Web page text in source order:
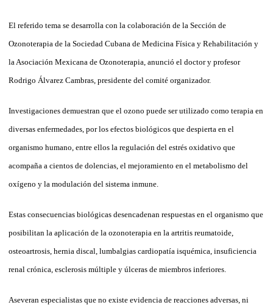
El referido tema se desarrolla con la colaboración de la Sección de
Ozonoterapia de la Sociedad Cubana de Medicina Física y Rehabilitación y
la Asociación Mexicana de Ozonoterapia, anunció el doctor y profesor
Rodrigo Álvarez Cambras, presidente del comité organizador.
Investigaciones demuestran que el ozono puede ser utilizado como terapia en
diversas enfermedades, por los efectos biológicos que despierta en el
organismo humano, entre ellos la regulación del estrés oxidativo que
acompaña a cientos de dolencias, el mejoramiento en el metabolismo del
oxígeno y la modulación del sistema inmune.
Estas consecuencias biológicas desencadenan respuestas en el organismo que
posibilitan la aplicación de la ozonoterapia en la artritis reumatoide,
osteoartrosis, hernia discal, lumbalgias cardiopatía isquémica, insuficiencia
renal crónica, esclerosis múltiple y úlceras de miembros inferiores.
Aseveran especialistas que no existe evidencia de reacciones adversas, ni